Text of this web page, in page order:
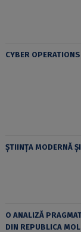
CYBER
ȘTIINȚA MODERNĂ
O ANALIZĂ
DIN REPUBLICA